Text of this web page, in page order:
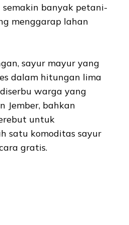
banyak petani-
menggarap lahan
sayur mayur yang
dalam hitungan lima
warga yang
Jember, bahkan
untuk
satu komoditas sayur
gratis.